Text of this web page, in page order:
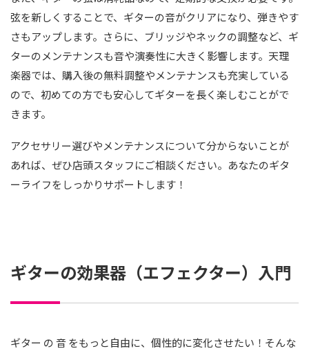
弦を新しくすることで、ギターの音がクリアになり、弾きやす
さもアップします。さらに、ブリッジやネックの調整など、ギ
ターのメンテナンスも音や演奏性に大きく影響します。天理
楽器では、購入後の無料調整やメンテナンスも充実している
ので、初めての方でも安心してギターを長く楽しむことがで
きます。
アクセサリー選びやメンテナンスについて分からないことが
あれば、ぜひ店頭スタッフにご相談ください。あなたのギタ
ーライフをしっかりサポートします！
ギターの効果器（エフェクター）入門
ギター の 音 をもっと自由に、個性的に変化させたい！そんな